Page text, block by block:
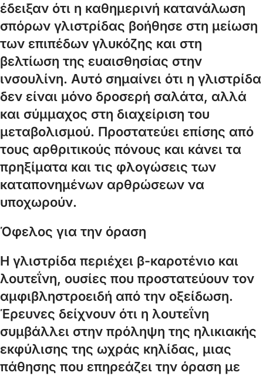
έδειξαν ότι η καθημερινή κατανάλωση
σπόρων γλιστρίδας βοήθησε στη μείωση
των επιπέδων γλυκόζης και στη
βελτίωση της ευαισθησίας στην
ινσουλίνη. Αυτό σημαίνει ότι η γλιστρίδα
δεν είναι μόνο δροσερή σαλάτα, αλλά
και σύμμαχος στη διαχείριση του
μεταβολισμού. Προστατεύει επίσης από
τους αρθριτικούς πόνους και κάνει τα
πρηξίματα και τις φλογώσεις των
καταπονημένων αρθρώσεων να
υποχωρούν.
Όφελος για την όραση
Η γλιστρίδα περιέχει β-καροτένιο και
λουτεΐνη, ουσίες που προστατεύουν τον
αμφιβληστροειδή από την οξείδωση.
Έρευνες δείχνουν ότι η λουτεΐνη
συμβάλλει στην πρόληψη της ηλικιακής
εκφύλισης της ωχράς κηλίδας, μιας
πάθησης που επηρεάζει την όραση με